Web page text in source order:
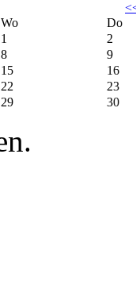
Wo
Do
1
2
8
9
15
16
22
23
29 30